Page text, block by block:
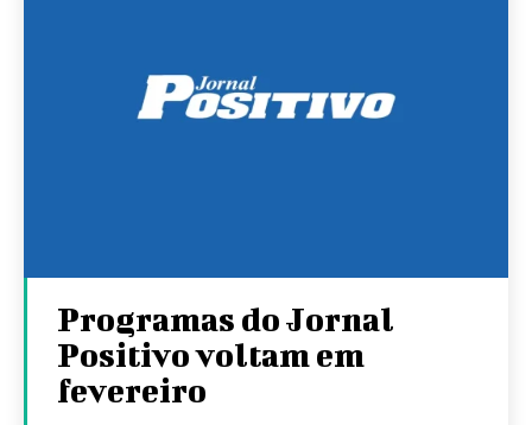
Programas do Jornal
Positivo voltam em
fevereiro